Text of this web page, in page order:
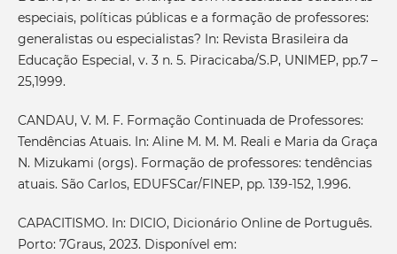
especiais, políticas públicas e a formação de professores:
generalistas ou especialistas? In: Revista Brasileira da
Educação Especial, v. 3 n. 5. Piracicaba/S.P, UNIMEP, pp.7 –
25,1999.
CANDAU, V. M. F. Formação Continuada de Professores:
Tendências Atuais. In: Aline M. M. M. Reali e Maria da Graça
N. Mizukami (orgs). Formação de professores: tendências
atuais. São Carlos, EDUFSCar/FINEP, pp. 139-152, 1.996.
CAPACITISMO. In: DICIO, Dicionário Online de Português.
Porto: 7Graus, 2023. Disponível em: